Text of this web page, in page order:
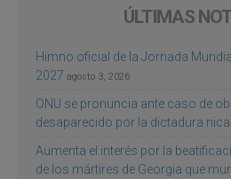
ÚLTIMAS
Himno oficial de la Jornada
2027 agosto 3, 2026
ONU se pronuncia ante caso de
desaparecido por la dictadura
Aumenta el interés por la
de los mártires de Georgia que